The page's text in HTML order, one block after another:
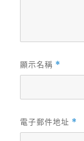
顯示名稱 *
電子郵件地址 *